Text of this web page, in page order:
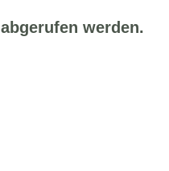
abgerufen werden.